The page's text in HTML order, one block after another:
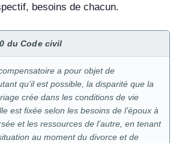
besoins de chacun.
du Code civil
a pour objet de
qu’il est possible, la disparité que la
crée dans les conditions de vie
est fixée selon les besoins de l’époux à
et les ressources de l’autre, en tenant
au moment du divorce et de